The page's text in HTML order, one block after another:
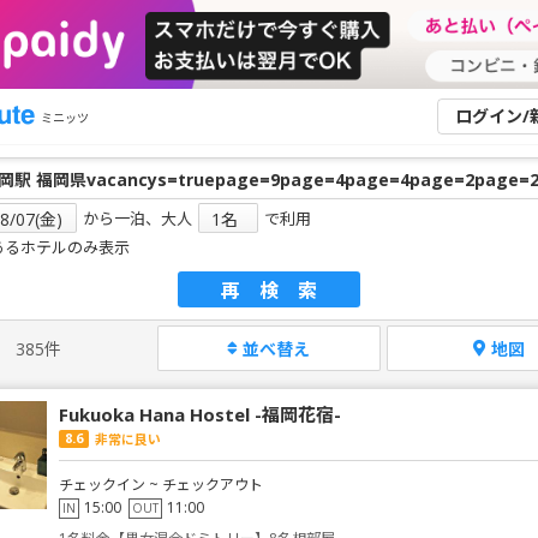
ミニッツ ログイン/
から一泊、大人
で利用
るホテルのみ表示
再検索
385件 並べ替え 地図
Fukuoka Hana Hostel -福岡花宿-
8.6 非常に良い
チェックイン ~ チェックアウト
IN 15:00 OUT 11:00